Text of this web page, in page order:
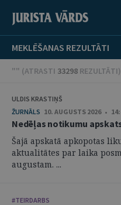
MEKLĒŠANAS REZULTĀTI
"" (ATRASTI 33298 REZULTĀTI)
ULDIS KRASTIŅŠ
ŽURNĀLS 10. AUGUSTS 2026 •
Nedēļas notikumu
Šajā apskatā apkopotas
aktualitātes par laika
augustam. ...
#TEIRDARBS